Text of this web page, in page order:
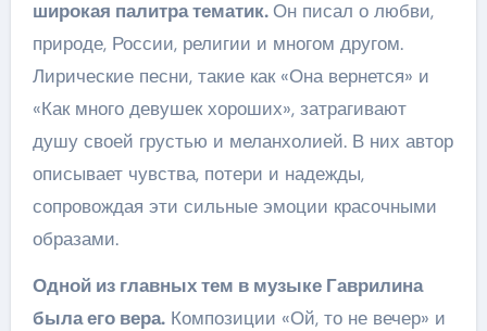
широкая палитра тематик. Он писал о любви,
природе, России, религии и многом другом.
Лирические песни, такие как «Она вернется» и
«Как много девушек хороших», затрагивают
душу своей грустью и меланхолией. В них автор
описывает чувства, потери и надежды,
сопровождая эти сильные эмоции красочными
образами.
Одной из главных тем в музыке Гаврилина
была его вера.Композиции «Ой, то не вечер» и